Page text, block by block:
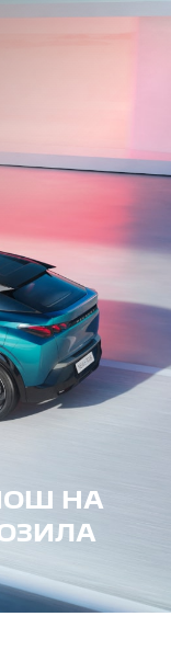
НА